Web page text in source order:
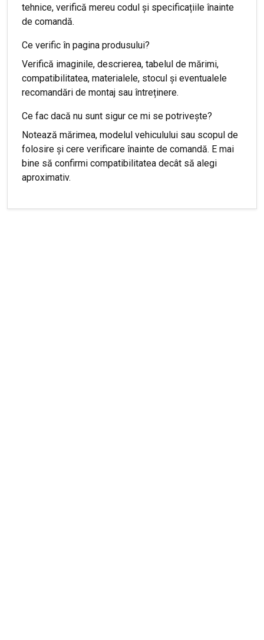
tehnice, verifică mereu codul și specificațiile înainte
de comandă.
Ce verific în pagina produsului?
Verifică imaginile, descrierea, tabelul de mărimi,
compatibilitatea, materialele, stocul și eventualele
recomandări de montaj sau întreținere.
Ce fac dacă nu sunt sigur ce mi se potrivește?
Notează mărimea, modelul vehiculului sau scopul de
folosire și cere verificare înainte de comandă. E mai
bine să confirmi compatibilitatea decât să alegi
aproximativ.